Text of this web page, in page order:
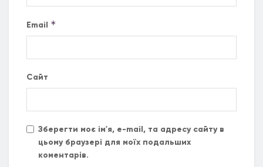
Email *
Сайт
Зберегти моє ім'я, e-mail, та адресу сайту в
цьому браузері для моїх подальших
коментарів.